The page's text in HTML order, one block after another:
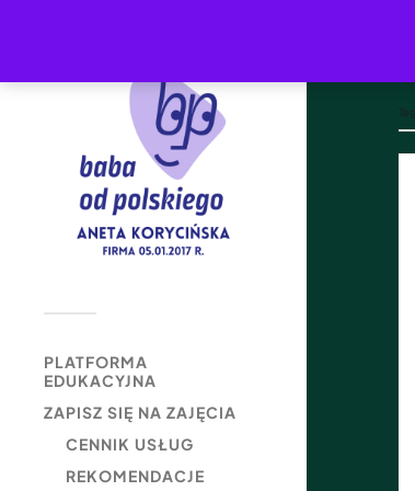
PLATFORMA
EDUKACYJNA
ZAPISZ SIĘ NA ZAJĘCIA
CENNIK USŁUG
REKOMENDACJE